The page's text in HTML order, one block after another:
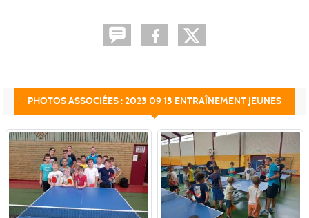
PHOTOS ASSOCIÉES : 2023 09 13 ENTRAÎNEMENT JEUNES